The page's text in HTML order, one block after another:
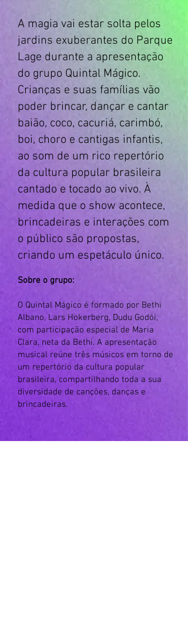
A magia vai estar solta pelos
jardins exuberantes do Parque
Lage durante a apresentação
do grupo Quintal Mágico.
Crianças e suas famílias vão
poder brincar, dançar e cantar
baião, coco, cacuriá, carimbó,
boi, choro e cantigas infantis,
ao som de um rico repertório
da cultura popular brasileira
cantado e tocado ao vivo. À
medida que o show acontece,
brincadeiras e interações com
o público são propostas,
criando um espetáculo único.
Sobre o grupo:
O Quintal Mágico é formado por Bethi
Albano, Lars Hokerberg, Dudu Godói,
com participação especial de Maria
Clara, neta da Bethi. A apresentação
musical reúne três músicos em torno de
um repertório da cultura popular
brasileira, compartilhando toda a sua
diversidade de canções, danças e
brincadeiras.